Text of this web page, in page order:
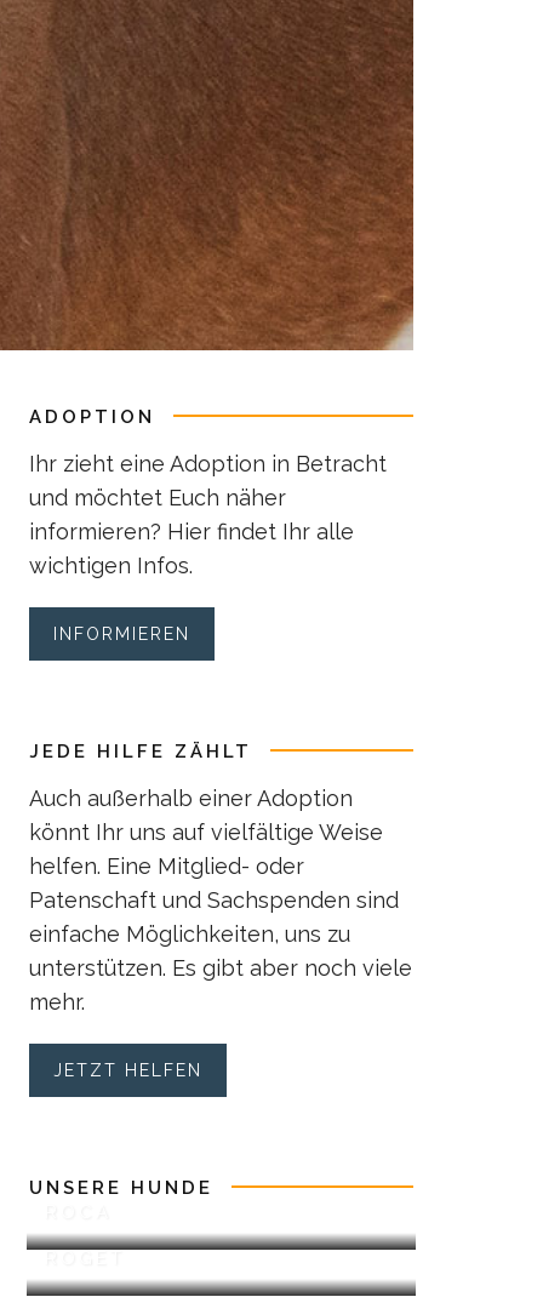
ADOPTION
Ihr zieht eine Adoption in Betracht
und möchtet Euch näher
informieren? Hier findet Ihr alle
wichtigen Infos.
INFORMIEREN
JEDE HILFE ZÄHLT
Auch außerhalb einer Adoption
könnt Ihr uns auf vielfältige Weise
helfen. Eine Mitglied- oder
Patenschaft und Sachspenden sind
einfache Möglichkeiten, uns zu
unterstützen. Es gibt aber noch viele
mehr.
JETZT HELFEN
UNSERE HUNDE